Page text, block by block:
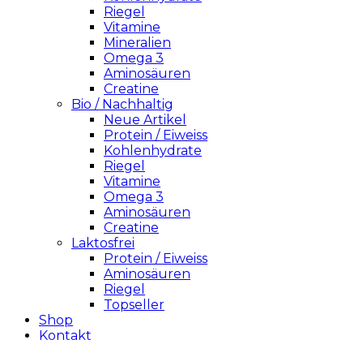
Riegel
Vitamine
Mineralien
Omega 3
Aminosäuren
Creatine
Bio / Nachhaltig
Neue Artikel
Protein / Eiweiss
Kohlenhydrate
Riegel
Vitamine
Omega 3
Aminosäuren
Creatine
Laktosfrei
Protein / Eiweiss
Aminosäuren
Riegel
Topseller
Shop
Kontakt